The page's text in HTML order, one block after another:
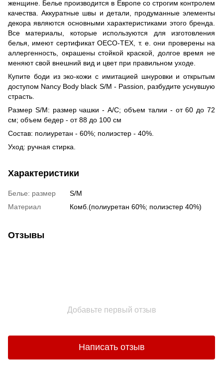
женщине. Белье производится в Европе со строгим контролем
качества. Аккуратные швы и детали, продуманные элементы
декора являются основными характеристиками этого бренда.
Все материалы, которые используются для изготовления
белья, имеют сертификат OECO-TEX, т. е. они проверены на
аллергенность, окрашены стойкой краской, долгое время не
меняют свой внешний вид и цвет при правильном уходе.
Купите боди из эко-кожи с имитацией шнуровки и открытым
доступом Nancy Body black S/M - Passion, разбудите уснувшую
страсть.
Размер S/M: размер чашки - A/C; объем талии - от 60 до 72
см; объем бедер - от 88 до 100 см
Состав: полиуретан - 60%; полиэстер - 40%.
Уход: ручная стирка.
Характеристики
Белье: размер
S/M
Материал
Комб.(полиуретан 60%; полиэстер 40%)
Отзывы
Добавьте первый отзыв
Написать отзыв